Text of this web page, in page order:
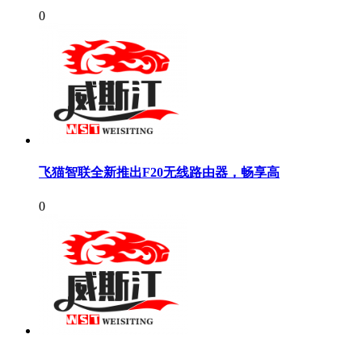
0
飞猫智联全新推出F20无线路由器，畅享高
0